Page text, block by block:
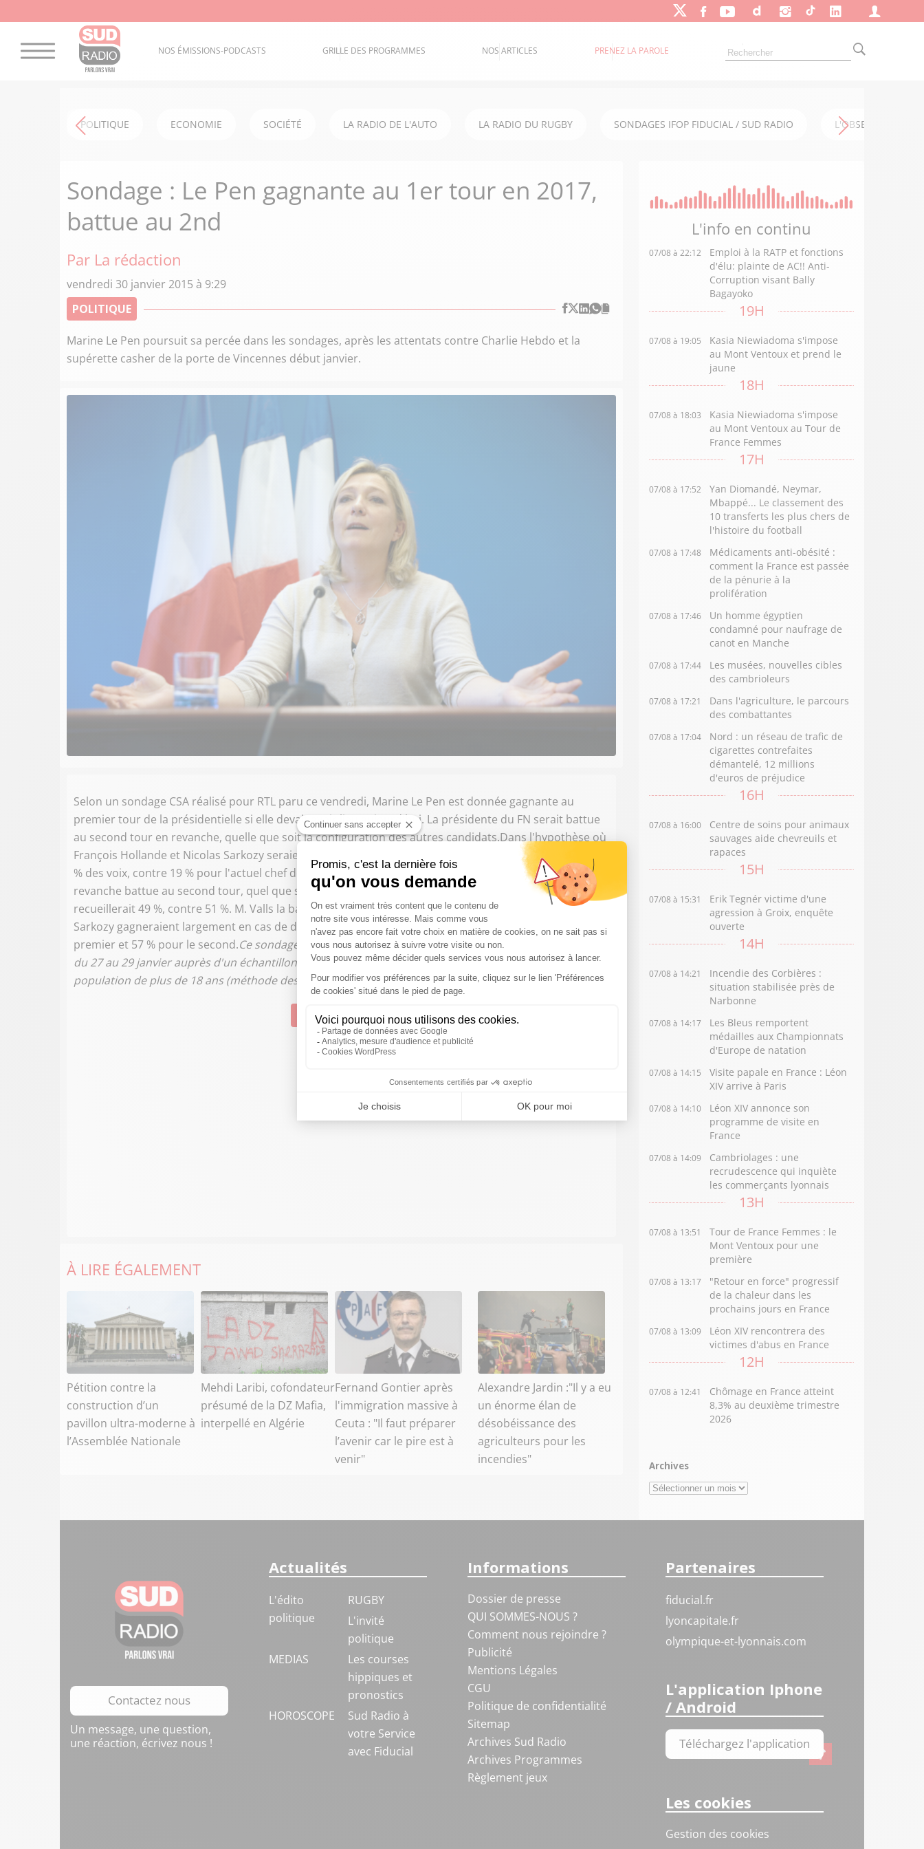
NOS ÉMISSIONS-PODCASTS GRILLE DES PROGRAMMES NOS ARTICLES PRENEZ LA PAROLE
POLITIQUE ECONOMIE SOCIÉTÉ LA RADIO DE L'AUTO LA RADIO DU RUGBY SONDAGES IFOP FIDUCIAL / SUD RADIO L'OBSERVATOIRE
Sondage : Le Pen gagnante au 1er tour en 2017,
battue au 2nd
Par La rédaction
vendredi 30 janvier 2015 à 9:29
POLITIQUE
Marine Le Pen poursuit sa percée dans les sondages, après les attentats contre Charlie Hebdo et la
supérette casher de la porte de Vincennes début janvier.
Selon un sondage CSA réalisé pour RTL paru ce vendredi, Marine Le Pen est donnée gagnante au
premier tour de la présidentielle si elle devait avoir lieu aujourd'hui. La présidente du FN serait battue
au second tour en revanche, quelle que soit la configuration des autres candidats.Dans l'hypothèse où
François Hollande et Nicolas Sarkozy seraient candidats, la présidente du Front national obtiendrait 29
% des voix, contre 19 % pour l'actuel chef de l'État et 22,5 % pour son prédécesseur. Elle serait en
revanche battue au second tour, quel que soit le candidat. Face au président de la République, elle
recueillerait 49 %, contre 51 %. M. Valls la battrait largement : 60 % à 40 %. À droite, MM. Juppé et
Sarkozy gagneraient largement en cas de duel au second tour face à Marine Le Pen, avec 62 % pour le
premier et 57 % pour le second.Ce sondage a été réalisé sur Internet (questionnaire auto-administré)
du 27 au 29 janvier auprès d'un échantillon représentatif de 1 014 personnes représentatif de la
population de plus de 18 ans (méthode des quotas).
Suivre Sud Radio
À LIRE ÉGALEMENT
Pétition contre la
construction d’un
pavillon ultra-moderne à
l’Assemblée Nationale
Mehdi Laribi, cofondateur
présumé de la DZ Mafia,
interpellé en Algérie
Fernand Gontier après
l'immigration massive à
Ceuta : "Il faut préparer
l’avenir car le pire est à
venir"
Alexandre Jardin :"Il y a eu
un énorme élan de
désobéissance des
agriculteurs pour les
incendies"
L'info en continu
07/08 à 22:12
Emploi à la RATP et fonctions
d'élu: plainte de AC!! Anti-
Corruption visant Bally
Bagayoko
19H
07/08 à 19:05
Kasia Niewiadoma s'impose
au Mont Ventoux et prend le
jaune
18H
07/08 à 18:03
Kasia Niewiadoma s'impose
au Mont Ventoux au Tour de
France Femmes
17H
07/08 à 17:52
Yan Diomandé, Neymar,
Mbappé... Le classement des
10 transferts les plus chers de
l'histoire du football
07/08 à 17:48
Médicaments anti-obésité :
comment la France est passée
de la pénurie à la
prolifération
07/08 à 17:46
Un homme égyptien
condamné pour naufrage de
canot en Manche
07/08 à 17:44
Les musées, nouvelles cibles
des cambrioleurs
07/08 à 17:21
Dans l'agriculture, le parcours
des combattantes
07/08 à 17:04
Nord : un réseau de trafic de
cigarettes contrefaites
démantelé, 12 millions
d'euros de préjudice
16H
07/08 à 16:00
Centre de soins pour animaux
sauvages aide chevreuils et
rapaces
15H
07/08 à 15:31
Erik Tegnér victime d'une
agression à Groix, enquête
ouverte
14H
07/08 à 14:21
Incendie des Corbières :
situation stabilisée près de
Narbonne
07/08 à 14:17
Les Bleus remportent
médailles aux Championnats
d'Europe de natation
07/08 à 14:15
Visite papale en France : Léon
XIV arrive à Paris
07/08 à 14:10
Léon XIV annonce son
programme de visite en
France
07/08 à 14:09
Cambriolages : une
recrudescence qui inquiète
les commerçants lyonnais
13H
07/08 à 13:51
Tour de France Femmes : le
Mont Ventoux pour une
première
07/08 à 13:17
"Retour en force" progressif
de la chaleur dans les
prochains jours en France
07/08 à 13:09
Léon XIV rencontrera des
victimes d'abus en France
12H
07/08 à 12:41
Chômage en France atteint
8,3% au deuxième trimestre
2026
Archives
Archives
Contactez nous
Un message, une question,
une réaction, écrivez nous !
Actualités
L'édito
politique
RUGBY
L'invité
politique
MEDIAS
Les courses
hippiques et
pronostics
HOROSCOPE
Sud Radio à
votre Service
avec Fiducial
Informations
Dossier de presse
QUI SOMMES-NOUS ?
Comment nous rejoindre ?
Publicité
Mentions Légales
CGU
Politique de confidentialité
Sitemap
Archives Sud Radio
Archives Programmes
Règlement jeux
Partenaires
fiducial.fr
lyoncapitale.fr
olympique-et-lyonnais.com
L'application Iphone
/ Android
Téléchargez l'application
Les cookies
Gestion des cookies